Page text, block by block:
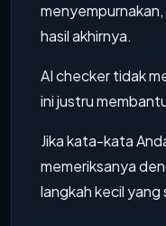
hasil akhirnya.
AI checker tidak
ini justru
Jika kata-kata
memeriksanya
langkah kecil yang